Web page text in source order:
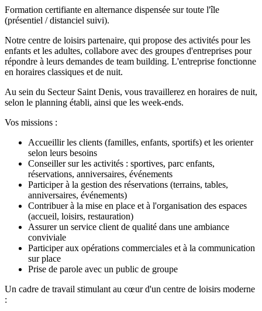
Formation certifiante en alternance dispensée sur toute l'île
(présentiel / distanciel suivi).
Notre centre de loisirs partenaire, qui propose des activités pour les
enfants et les adultes, collabore avec des groupes d'entreprises pour
répondre à leurs demandes de team building. L'entreprise fonctionne
en horaires classiques et de nuit.
Au sein du Secteur Saint Denis, vous travaillerez en horaires de nuit,
selon le planning établi, ainsi que les week-ends.
Vos missions :
Accueillir les clients (familles, enfants, sportifs) et les orienter
selon leurs besoins
Conseiller sur les activités : sportives, parc enfants,
réservations, anniversaires, événements
Participer à la gestion des réservations (terrains, tables,
anniversaires, événements)
Contribuer à la mise en place et à l'organisation des espaces
(accueil, loisirs, restauration)
Assurer un service client de qualité dans une ambiance
conviviale
Participer aux opérations commerciales et à la communication
sur place
Prise de parole avec un public de groupe
Un cadre de travail stimulant au cœur d'un centre de loisirs moderne
: